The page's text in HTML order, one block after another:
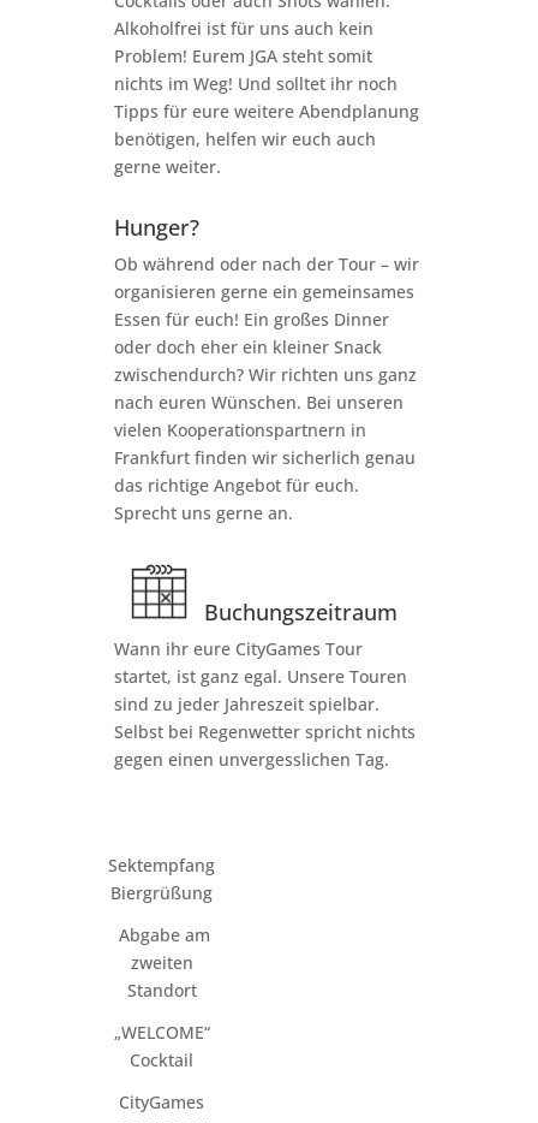
Alkoholfrei ist für uns auch kein
Problem! Eurem JGA steht somit
nichts im Weg! Und solltet ihr noch
Tipps für eure weitere Abendplanung
benötigen, helfen wir euch auch
gerne weiter.
Hunger?
Ob während oder nach der Tour – wir
organisieren gerne ein gemeinsames
Essen für euch! Ein großes Dinner
oder doch eher ein kleiner Snack
zwischendurch? Wir richten uns ganz
nach euren Wünschen. Bei unseren
vielen Kooperationspartnern in
Frankfurt finden wir sicherlich genau
das richtige Angebot für euch.
Sprecht uns gerne an.
Buchungszeitraum
Wann ihr eure CityGames Tour
startet, ist ganz egal. Unsere Touren
sind zu jeder Jahreszeit spielbar.
Selbst bei Regenwetter spricht nichts
gegen einen unvergesslichen Tag.
Sektempfang
Biergrüßung
Abgabe am
zweiten
Standort
„WELCOME“
Cocktail
CityGames